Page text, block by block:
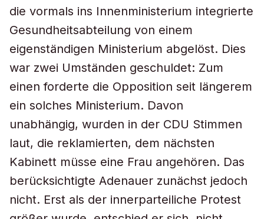
die vormals ins Innenministerium integrierte
Gesundheitsabteilung von einem
eigenständigen Ministerium abgelöst. Dies
war zwei Umständen geschuldet: Zum
einen forderte die Opposition seit längerem
ein solches Ministerium. Davon
unabhängig, wurden in der CDU Stimmen
laut, die reklamierten, dem nächsten
Kabinett müsse eine Frau angehören. Das
berücksichtigte Adenauer zunächst jedoch
nicht. Erst als der innerparteiliche Protest